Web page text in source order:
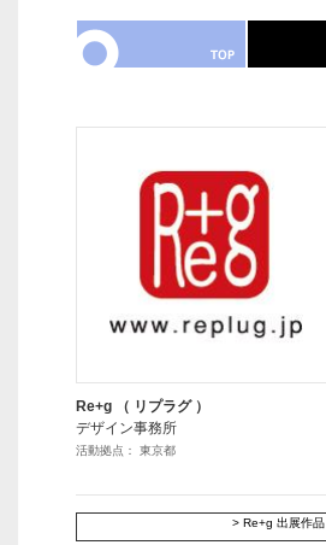
Re+g （ リプラグ ）
デザイン事務所
活動拠点： 東京都
> Re+g 出展作品